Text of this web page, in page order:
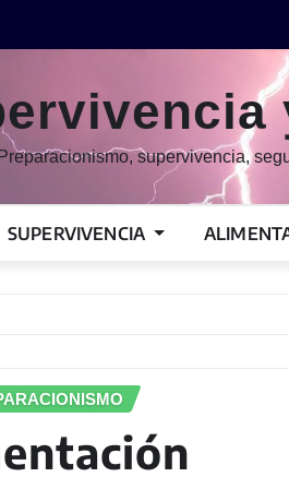
supervivencia,
SUPERVIVENCIA